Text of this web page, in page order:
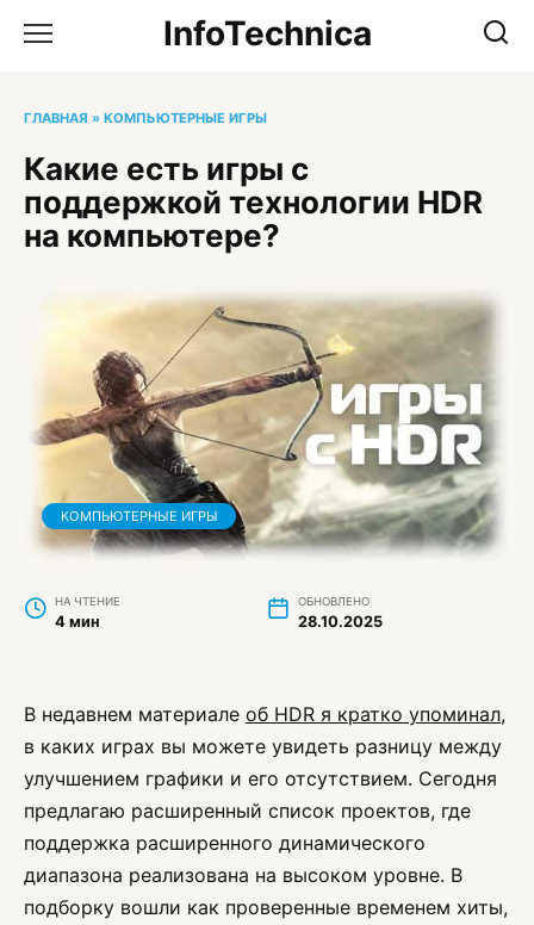
InfoTechnica
ГЛАВНАЯ » КОМПЬЮТЕРНЫЕ ИГРЫ
Какие есть игры с
поддержкой технологии HDR
на компьютере?
КОМПЬЮТЕРНЫЕ ИГРЫ
НА ЧТЕНИЕ
4 мин
ОБНОВЛЕНО
28.10.2025
В недавнем материале об HDR я кратко упоминал,
в каких играх вы можете увидеть разницу между
улучшением графики и его отсутствием. Сегодня
предлагаю расширенный список проектов, где
поддержка расширенного динамического
диапазона реализована на высоком уровне. В
подборку вошли как проверенные временем хиты,